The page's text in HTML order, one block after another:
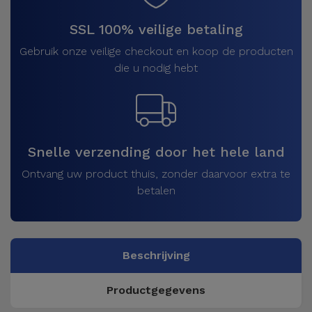
SSL 100% veilige betaling
Gebruik onze veilige checkout en koop de producten
die u nodig hebt
Snelle verzending door het hele land
Ontvang uw product thuis, zonder daarvoor extra te
betalen
Beschrijving
Productgegevens